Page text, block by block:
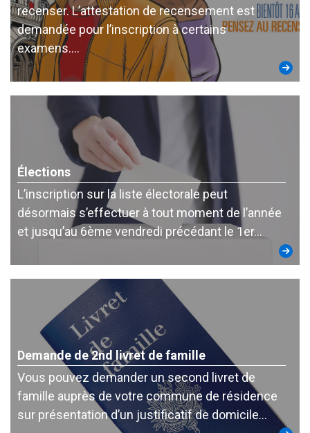
recenser. L’attestation de recensement est
demandée pour l’inscription à certains
examens….
Élections
L’inscription sur la liste électorale peut
désormais s’effectuer à tout moment de l’année
et jusqu’au 6ème vendredi précédant le 1er…
Demande de 2nd livret de famille
Vous pouvez demander un second livret de
famille auprès de votre commune de résidence
sur présentation d’un justificatif de domicile…